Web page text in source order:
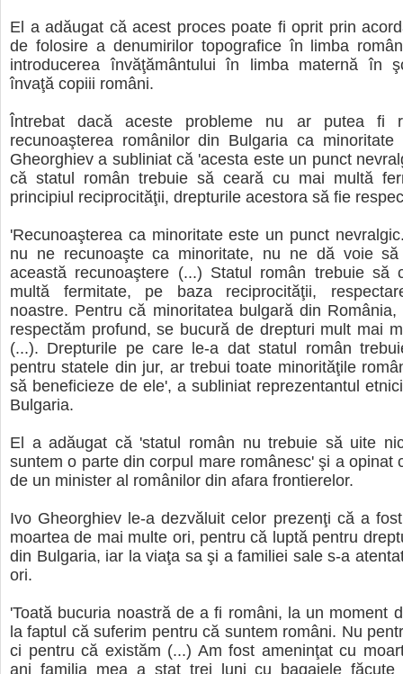
El a adăugat că acest proces poate fi oprit prin
de folosire a denumirilor topografice în limba
introducerea învăţământului în limba maternă în
învaţă copiii români.
Întrebat dacă aceste probleme nu ar putea fi
recunoaşterea românilor din Bulgaria ca minoritate
Gheorghiev a subliniat că 'acesta este un punct
că statul român trebuie să ceară cu mai multă
principiul reciprocităţii, drepturile acestora să fie
'Recunoaşterea ca minoritate este un punct
nu ne recunoaşte ca minoritate, nu ne dă voie să
această recunoaştere (...) Statul român trebuie să
multă fermitate, pe baza reciprocităţii,
noastre. Pentru că minoritatea bulgară din
respectăm profund, se bucură de drepturi mult mai
(...). Drepturile pe care le-a dat statul român
pentru statele din jur, ar trebui toate minorităţile
să beneficieze de ele', a subliniat reprezentantul
Bulgaria.
El a adăugat că 'statul român nu trebuie să uite
suntem o parte din corpul mare românesc' şi a opinat
de un minister al românilor din afara frontierelor.
Ivo Gheorghiev le-a dezvăluit celor prezenţi că a
moartea de mai multe ori, pentru că luptă pentru
din Bulgaria, iar la viaţa sa şi a familiei sale s-a
ori.
'Toată bucuria noastră de a fi români, la un moment
la faptul că suferim pentru că suntem români. Nu
ci pentru că existăm (...) Am fost ameninţat cu
ani familia mea a stat trei luni cu bagajele